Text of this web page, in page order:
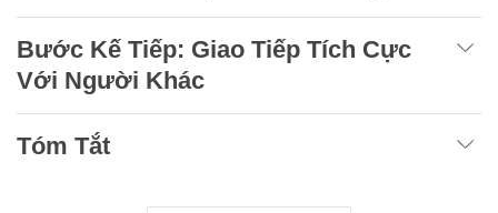
Bước Kế Tiếp: Giao Tiếp Tích Cực
Với Người Khác
Tóm Tắt